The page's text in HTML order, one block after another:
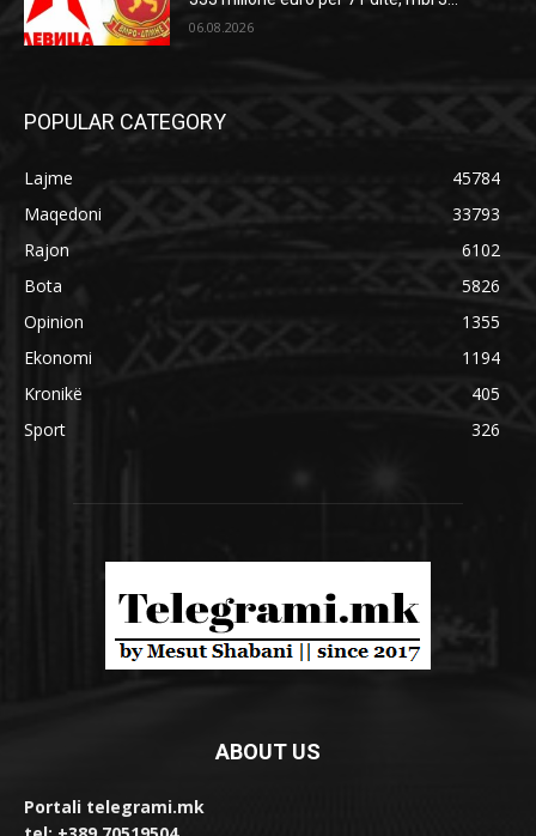
06.08.2026
POPULAR CATEGORY
Lajme
45784
Maqedoni
33793
Rajon
6102
Bota
5826
Opinion
1355
Ekonomi
1194
Kronikë
405
Sport
326
ABOUT US
Portali telegrami.mk